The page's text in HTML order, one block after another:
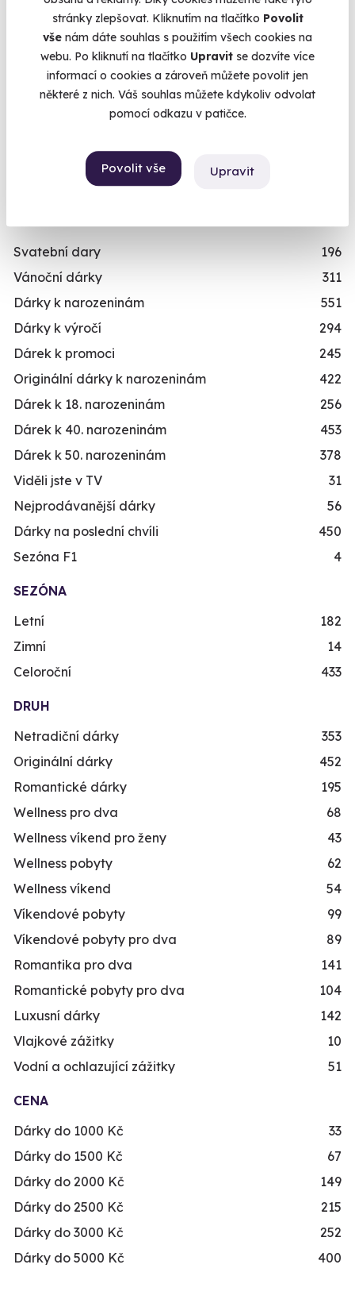
stránky zlepšovat. Kliknutím na tlačítko Povolit
vše nám dáte souhlas s použitím všech cookies na
webu. Po kliknutí na tlačítko Upravit se dozvíte více
informací o cookies a zároveň můžete povolit jen
některé z nich. Váš souhlas můžete kdykoliv odvolat
pomocí odkazu v patičce.
Povolit vše Upravit
Chcete rezervovat termín?
Objednat poukaz
rezervujte vy nebo obdarovaný později.
Již mám poukaz
Ještě není v důchodu/V nejlepších letech
Dědeček/babička
Dítě/dítko
Adrenalinové zážitky
Vzdělávací zážitky
Svatební dary
196
Vánoční dárky
311
Dárky k narozeninám
551
Dárky k výročí
294
Dárek k promoci
245
Originální dárky k narozeninám
422
Dárek k 18. narozeninám
256
Dárek k 40. narozeninám
453
Dárek k 50. narozeninám
378
Viděli jste v TV
31
Nejprodávanější dárky
56
Dárky na poslední chvíli
450
Sezóna F1
4
SEZÓNA
Letní
182
Zimní
14
Celoroční
433
DRUH
Netradiční dárky
353
Originální dárky
452
Romantické dárky
195
Wellness pro dva
68
Wellness víkend pro ženy
43
Wellness pobyty
62
Wellness víkend
54
Víkendové pobyty
99
Víkendové pobyty pro dva
89
Romantika pro dva
141
Romantické pobyty pro dva
104
Luxusní dárky
142
Vlajkové zážitky
10
Vodní a ochlazující zážitky
51
CENA
Dárky do 1000 Kč
33
Dárky do 1500 Kč
67
Dárky do 2000 Kč
149
Dárky do 2500 Kč
215
Dárky do 3000 Kč
252
Dárky do 5000 Kč
400